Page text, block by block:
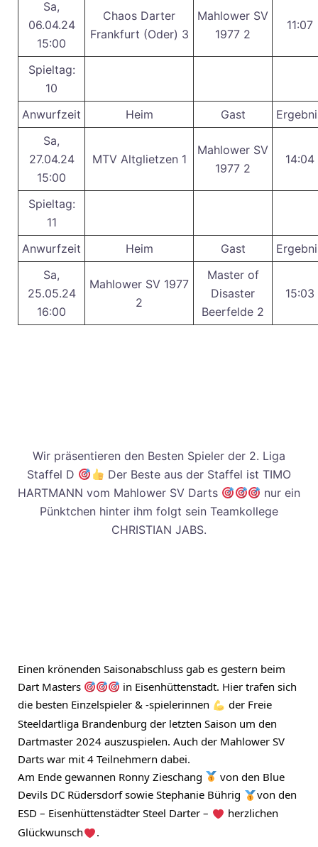
Sa,
06.04.24
15:00
Chaos Darter
Frankfurt (Oder) 3
Mahlower SV
1977 2
11:07
Spieltag:
10
Anwurfzeit
Heim Gast
Sa,
27.04.24
15:00
MTV Altglietzen 1
Mahlower SV
1977 2
14:04
Spieltag:
11
Anwurfzeit
Heim Gast
Sa,
25.05.24
16:00
Mahlower SV 1977
2
Master of
Disaster
Beerfelde 2
15:03
Wir präsentieren den Besten Spieler der 2. Liga
Staffel D
Der Beste aus der Staffel ist TIMO
HARTMANN vom Mahlower SV Darts
nur ein
Pünktchen hinter ihm folgt sein Teamkollege
CHRISTIAN JABS.
Einen krönenden Saisonabschluss gab es gestern beim
Dart Masters
in Eisenhüttenstadt. Hier trafen sich
die besten Einzelspieler & -spielerinnen
der Freie
Steeldartliga Brandenburg der letzten Saison um den
Dartmaster 2024 auszuspielen. Auch der Mahlower SV
Darts war mit 4 Teilnehmern dabei.
Am Ende gewannen Ronny Zieschang
von den Blue
Devils DC Rüdersdorfsowie Stephanie Bührig
von den
ESD – Eisenhüttenstädter Steel Darter –
herzlichen
Glückwunsch
.